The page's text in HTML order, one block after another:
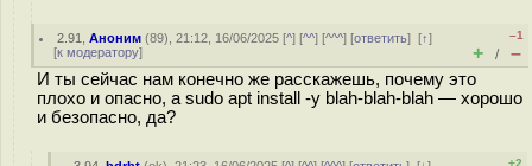
2.91 ,Аноним (89), 21:12, 16/06/2025 [^] [^^] [^^^] [ответить][↑]
[к модератору]
–1
+ / –
И ты сейчас нам конечно же расскажешь, почему это
плохо и опасно, а sudo apt install -y blah-blah-blah — хорошо
и безопасно, да?
+2